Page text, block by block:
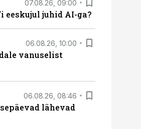
07.08.26, 09:00
eeskujul juhid AI-ga?
06.08.26, 10:00
vanuselist
06.08.26, 08:46
lähevad